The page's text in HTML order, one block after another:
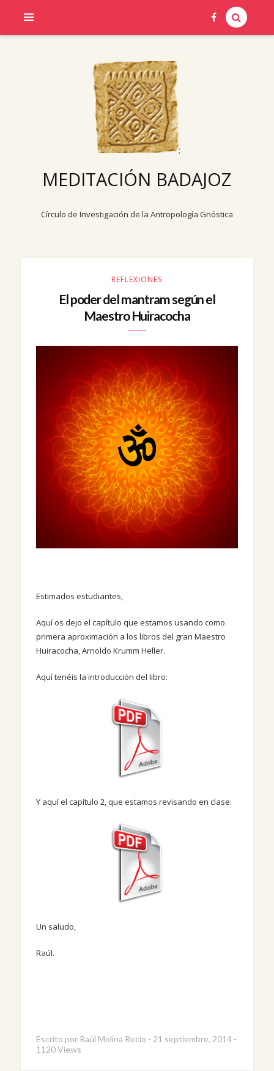
;
MEDITACIÓN BADAJOZ
Círculo de Investigación de la Antropología Gnóstica
REFLEXIONES
El poder del mantram según el
Maestro Huiracocha
Estimados estudiantes,
Aquí os dejo el capítulo que estamos usando como
primera aproximación a los libros del gran Maestro
Huiracocha, Arnoldo Krumm Heller.
Aquí tenéis la introducción del libro:
Y aquí el capítulo 2, que estamos revisando en clase:
Un saludo,
Raúl.
Escrito por Raúl Molina Recio - 21 septiembre, 2014 -
1120 Views